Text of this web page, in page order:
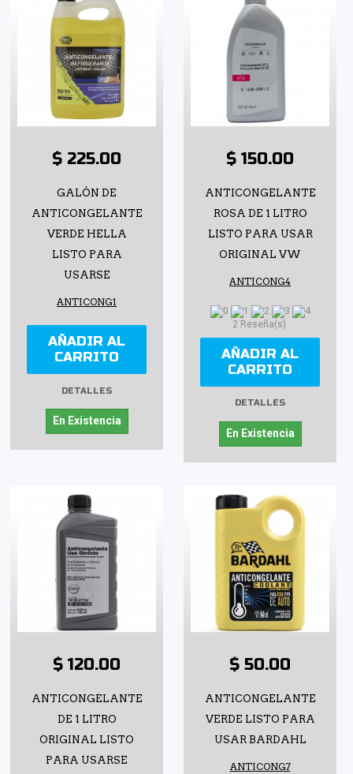
$ 225.00
GALÓN DE
ANTICONGELANTE
VERDE HELLA
LISTO PARA
USARSE
ANTICONG1
AÑADIR AL
CARRITO
DETALLES
En Existencia
$ 150.00
ANTICONGELANTE
ROSA DE 1 LITRO
LISTO PARA USAR
ORIGINAL VW
ANTICONG4
2 Reseña(s)
AÑADIR AL
CARRITO
DETALLES
En Existencia
$ 120.00
ANTICONGELANTE
DE 1 LITRO
ORIGINAL LISTO
PARA USARSE
$ 50.00
ANTICONGELANTE
VERDE LISTO PARA
USAR BARDAHL
ANTICONG7